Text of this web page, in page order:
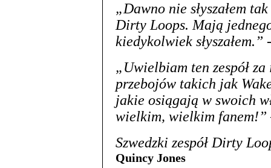
„Dawno nie słyszałem
Dirty Loops. Mają
kiedykolwiek słyszałem.”
„Uwielbiam ten zespół
przebojów takich jak
jakie osiągają w swoich
wielkim, wielkim fanem!”
Szwedzki zespół Dirty
Quincy Jones